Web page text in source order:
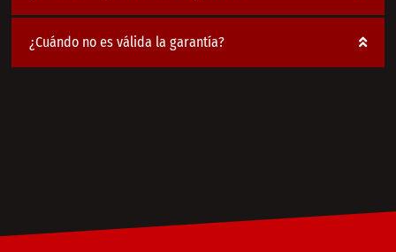
¿Cuándo no es válida la garantía?